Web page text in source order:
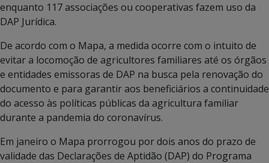
enquanto 117 associações ou cooperativas fazem uso da
DAP Jurídica.
De acordo com o Mapa, a medida ocorre com o intuito de
evitar a locomoção de agricultores familiares até os órgãos
e entidades emissoras de DAP na busca pela renovação do
documento e para garantir aos beneficiários a continuidade
do acesso às políticas públicas da agricultura familiar
durante a pandemia do coronavírus.
Em janeiro o Mapa prorrogou por dois anos do prazo de
validade das Declarações de Aptidão (DAP) do Programa